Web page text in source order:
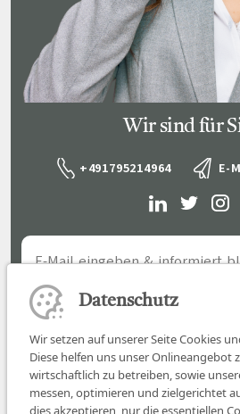
Wir sind für
+491795214964 E-
Datenschutz
Wir setzen auf unserer Seite Cookies
Diese helfen uns unser Onlineangebot
wirtschaftlich zu betreiben, sowie
messen, optimieren und zielgerichtet
dies akzeptieren, nur die essentiellen